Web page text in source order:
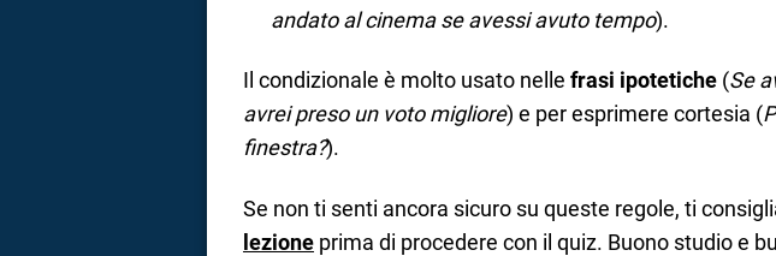
andato al cinema se avessi avuto tempo).
Il condizionale è molto usato nelle frasi ipotetiche (Se
avrei preso un voto migliore) e per esprimere cortesia (
finestra?).
Se non ti senti ancora sicuro su queste regole, ti
lezione prima di procedere con il quiz. Buono studio e